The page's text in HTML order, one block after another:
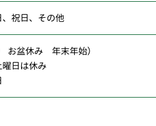
祝日、その他
お盆休み 年末年始）
日は休み